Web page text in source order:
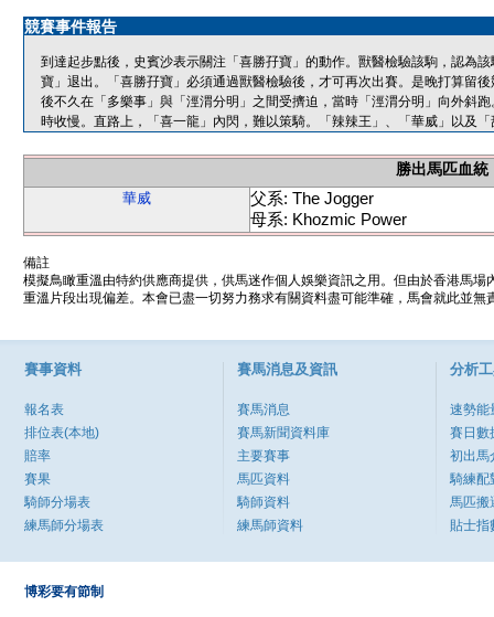
競賽事件報告
到達起步點後，史賓沙表示關注「喜勝孖寶」的動作。獸醫檢驗該駒，認為
寶」退出。「喜勝孖寶」必須通過獸醫檢驗後，才可再次出賽。是晚打算留
後不久在「多樂事」與「涇渭分明」之間受擠迫，當時「涇渭分明」向外斜
時收慢。直路上，「喜一龍」內閃，難以策騎。「辣辣王」、「華威」以及
勝出馬匹血統
華威
父系: The Jogger
母系: Khozmic Power
備註
模擬鳥瞰重溫由特約供應商提供，供馬迷作個人娛樂資訊之用。但由於香港馬
重溫片段出現偏差。本會已盡一切努力務求有關資料盡可能準確，馬會就此並
賽事資料
報名表
排位表(本地)
賠率
賽果
騎師分場表
練馬師分場表
賽馬消息及資訊
賽馬消息
賽馬新聞資料庫
主要賽事
馬匹資料
騎師資料
練馬師資料
分析
速勢能
賽日數
初出馬
騎練配
馬匹搬
貼士指
博彩要有節制